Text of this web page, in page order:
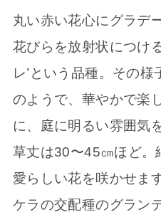
丸い赤い花心にグラデ
花びらを放射状につけ
レ’という品種。その
のようで、華やかで楽
に、庭に明るい雰囲気
草丈は30〜45㎝ほど。
愛らしい花を咲かせま
ケラの交配種のグラン